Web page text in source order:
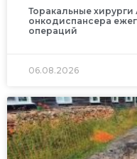
Торакальные хирурги
онкодиспансера
операций
06.08.2026